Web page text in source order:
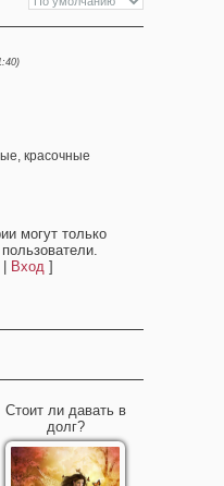
красочные
могут только
Вход]
Стоит ли давать в
долг?